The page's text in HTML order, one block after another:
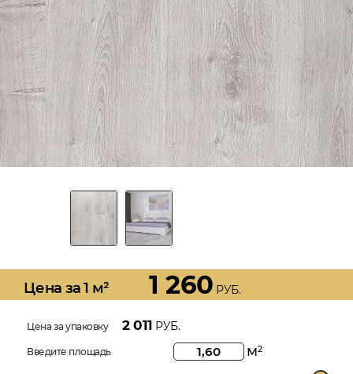
Цена за 1 м² 1 260 РУБ.
Цена за упаковку 2 011 РУБ.
Введите площадь м2